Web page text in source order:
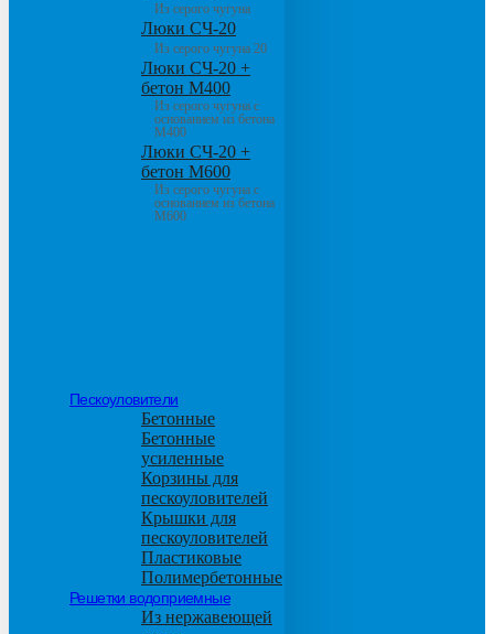
Из серого чугуна
Люки СЧ-20
Из серого чугуна 20
Люки СЧ-20 +
бетон М400
Из серого чугуна с
основанием из бетона
М400
Люки СЧ-20 +
бетон М600
Из серого чугуна с
основанием из бетона
М600
Пескоуловители
Бетонные
Бетонные
усиленные
Корзины для
пескоуловителей
Крышки для
пескоуловителей
Пластиковые
Полимербетонные
Решетки водоприемные
Из нержавеющей